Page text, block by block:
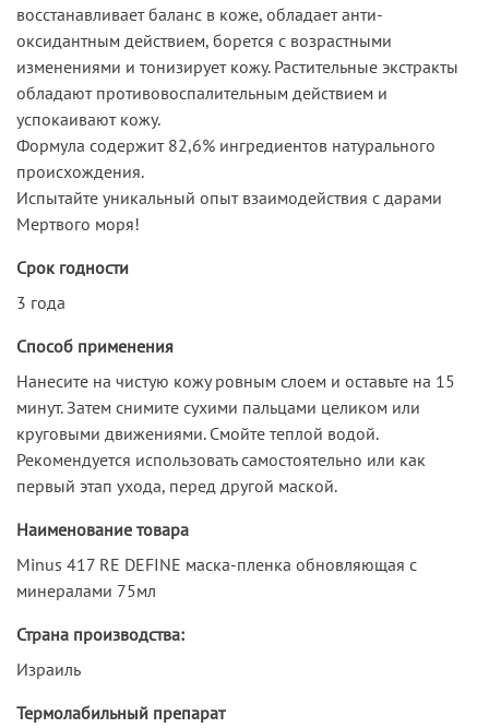
восстанавливает баланс в коже, обладает анти-
оксидантным действием, борется с возрастными
изменениями и тонизирует кожу. Растительные экстракты
обладают противовоспалительным действием и
успокаивают кожу.
Формула содержит 82,6% ингредиентов натурального
происхождения.
Испытайте уникальный опыт взаимодействия с дарами
Мертвого моря!
Срок годности
3 года
Способ применения
Нанесите на чистую кожу ровным слоем и оставьте на 15
минут. Затем снимите сухими пальцами целиком или
круговыми движениями. Смойте теплой водой.
Рекомендуется использовать самостоятельно или как
первый этап ухода, перед другой маской.
Наименование товара
Minus 417 RE DEFINE маска-пленка обновляющая с
минералами 75мл
Страна производства:
Израиль
Термолабильный препарат